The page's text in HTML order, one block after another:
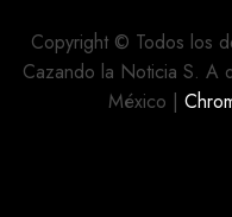
2026
Copyright © Todos los
Cazando la Noticia S. A
México |